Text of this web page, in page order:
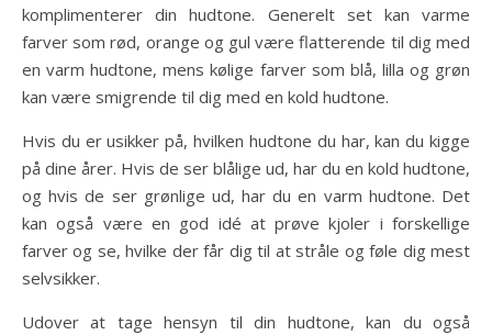
komplimenterer din hudtone. Generelt set kan varme
farver som rød, orange og gul være flatterende til dig med
en varm hudtone, mens kølige farver som blå, lilla og grøn
kan være smigrende til dig med en kold hudtone.
Hvis du er usikker på, hvilken hudtone du har, kan du kigge
på dine årer. Hvis de ser blålige ud, har du en kold hudtone,
og hvis de ser grønlige ud, har du en varm hudtone. Det
kan også være en god idé at prøve kjoler i forskellige
farver og se, hvilke der får dig til at stråle og føle dig mest
selvsikker.
Udover at tage hensyn til din hudtone, kan du også